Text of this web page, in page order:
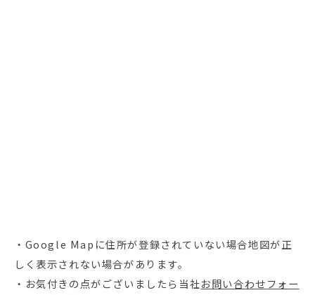
・Google Mapに住所が登録されていない場合地図が正
しく表示されない場合があります。
・お気付きの点がございましたら当社お問い合わせフォー